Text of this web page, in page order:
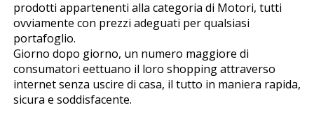
prodotti appartenenti alla categoria di Motori, tutti
ovviamente con prezzi adeguati per qualsiasi
portafoglio.
Giorno dopo giorno, un numero maggiore di
consumatori effettuano il loro shopping attraverso
internet senza uscire di casa, il tutto in maniera rapida,
sicura e soddisfacente.